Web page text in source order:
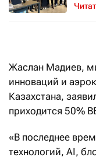
Жаслан Мадиев,
инноваций и
Казахстана,
приходится 50%
«В последнее
технологий, AI,